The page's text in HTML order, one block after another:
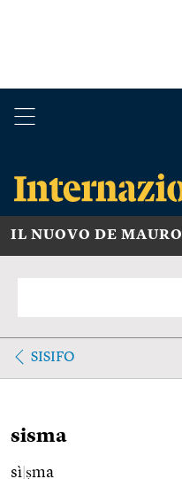
IL NUOVO DE MAURO
SISIFO
sisma
sì ṣma